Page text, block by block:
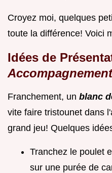
Croyez moi, quelques
toute la différence! Voici
Idées de
Franchement, un blanc
vite faire tristounet dans
grand jeu! Quelques
Tranchez le poulet
sur une purée de